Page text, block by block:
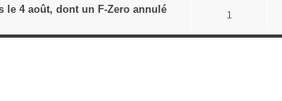
le 4 août, dont un F-Zero annulé 1